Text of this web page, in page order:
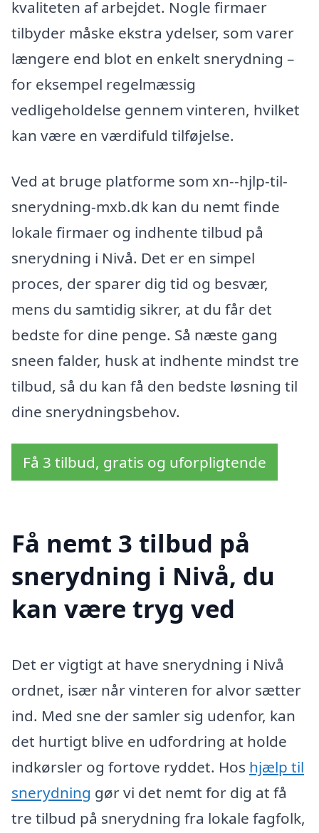
kvaliteten af arbejdet. Nogle firmaer
tilbyder måske ekstra ydelser, som varer
længere end blot en enkelt snerydning –
for eksempel regelmæssig
vedligeholdelse gennem vinteren, hvilket
kan være en værdifuld tilføjelse.
Ved at bruge platforme som xn--hjlp-til-
snerydning-mxb.dk kan du nemt finde
lokale firmaer og indhente tilbud på
snerydning i Nivå. Det er en simpel
proces, der sparer dig tid og besvær,
mens du samtidig sikrer, at du får det
bedste for dine penge. Så næste gang
sneen falder, husk at indhente mindst tre
tilbud, så du kan få den bedste løsning til
dine snerydningsbehov.
Få 3 tilbud, gratis og uforpligtende
Få nemt 3 tilbud på
snerydning i Nivå, du
kan være tryg ved
Det er vigtigt at have snerydning i Nivå
ordnet, især når vinteren for alvor sætter
ind. Med sne der samler sig udenfor, kan
det hurtigt blive en udfordring at holde
indkørsler og fortove ryddet. Hos hjælp til
snerydning gør vi det nemt for dig at få
tre tilbud på snerydning fra lokale fagfolk,